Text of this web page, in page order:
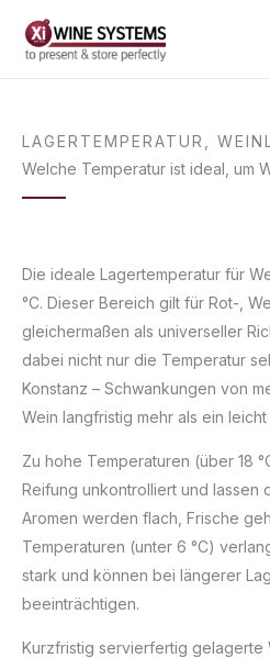
Inhalt
LAGERTEMPERATUR
Welche Temperatur ist ideal, um
Die ideale Lagertemperatur für
°C. Dieser Bereich gilt für Rot-,
gleichermaßen als universeller
dabei nicht nur die Temperatur
Konstanz – Schwankungen von
Wein langfristig mehr als ein
Zu hohe Temperaturen (über 18
Reifung unkontrolliert und lassen
Aromen werden flach, Frische
Temperaturen (unter 6 °C)
stark und können bei längerer
beeinträchtigen.
Kurzfristig servierfertig gelagerte